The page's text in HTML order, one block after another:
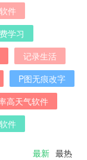
件
学习
记录生活
P图无痕改字
高天气软件
件
最新 最热